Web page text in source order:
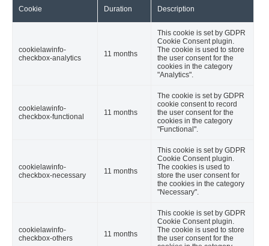
Cookie Duration Description
cookielawinfo-
checkbox-analytics
11 months
This cookie is set by GDPR
Cookie Consent plugin.
The cookie is used to store
the user consent for the
cookies in the category
"Analytics".
cookielawinfo-
checkbox-functional
11 months
The cookie is set by GDPR
cookie consent to record
the user consent for the
cookies in the category
"Functional".
cookielawinfo-
checkbox-necessary
11 months
This cookie is set by GDPR
Cookie Consent plugin.
The cookies is used to
store the user consent for
the cookies in the category
"Necessary".
cookielawinfo-
checkbox-others
11 months
This cookie is set by GDPR
Cookie Consent plugin.
The cookie is used to store
the user consent for the